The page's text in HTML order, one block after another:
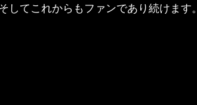
てこれからもファンであり続けます。